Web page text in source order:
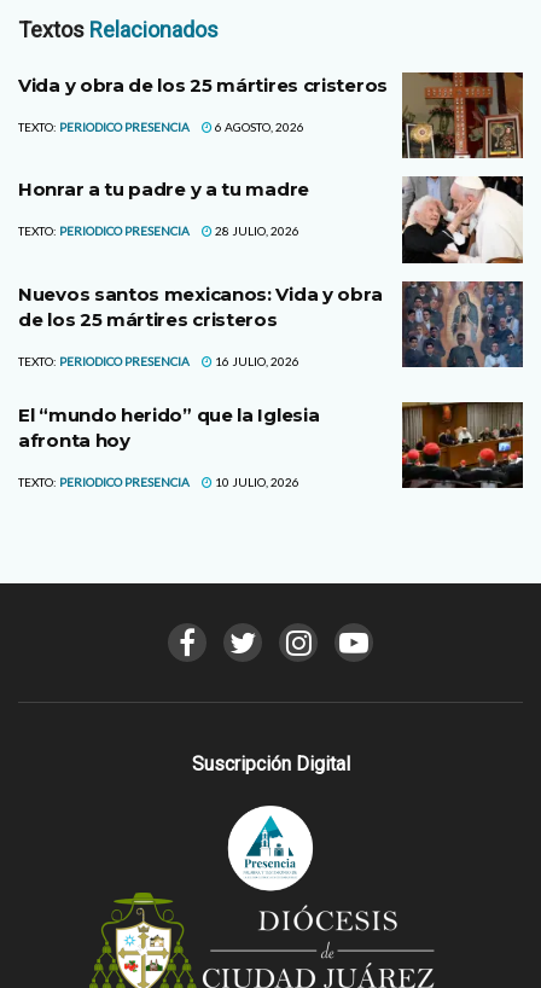
Textos Relacionados
Vida y obra de los 25 mártires cristeros
TEXTO: PERIODICO PRESENCIA 6 AGOSTO, 2026
Honrar a tu padre y a tu madre
TEXTO: PERIODICO PRESENCIA 28 JULIO, 2026
Nuevos santos mexicanos: Vida y obra
de los 25 mártires cristeros
TEXTO: PERIODICO PRESENCIA 16 JULIO, 2026
El “mundo herido” que la Iglesia
afronta hoy
TEXTO: PERIODICO PRESENCIA 10 JULIO, 2026
Suscripción Digital